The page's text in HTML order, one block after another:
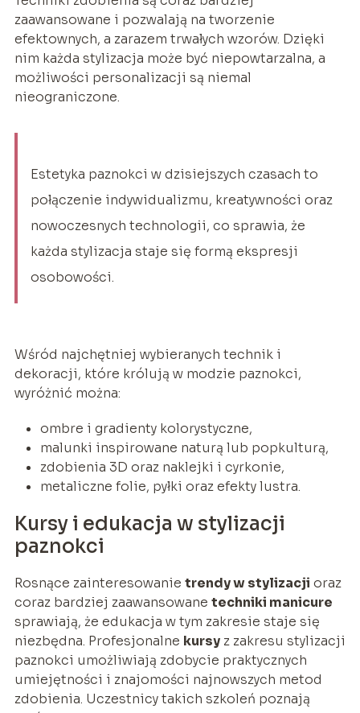
zaawansowane i pozwalają na tworzenie
efektownych, a zarazem trwałych wzorów. Dzięki
nim każda stylizacja może być niepowtarzalna, a
możliwości personalizacji są niemal
nieograniczone.
Estetyka paznokci w dzisiejszych czasach to
połączenie indywidualizmu, kreatywności oraz
nowoczesnych technologii, co sprawia, że
każda stylizacja staje się formą ekspresji
osobowości.
Wśród najchętniej wybieranych technik i
dekoracji, które królują w modzie paznokci,
wyróżnić można:
ombre i gradienty kolorystyczne,
malunki inspirowane naturą lub popkulturą,
zdobienia 3D oraz naklejki i cyrkonie,
metaliczne folie, pyłki oraz efekty lustra.
Kursy i edukacja w stylizacji
paznokci
Rosnące zainteresowanie trendy w stylizacji oraz
coraz bardziej zaawansowane techniki manicure
sprawiają, że edukacja w tym zakresie staje się
niezbędna. Profesjonalne kursyz zakresu stylizacji
paznokci umożliwiają zdobycie praktycznych
umiejętności i znajomości najnowszych metod
zdobienia. Uczestnicy takich szkoleń poznają